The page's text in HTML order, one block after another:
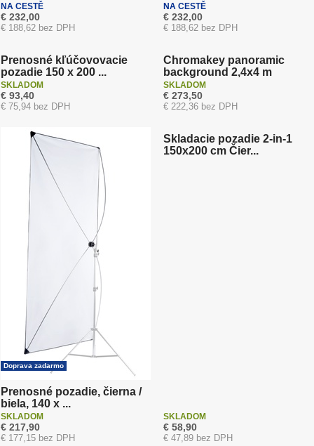
€ 232,00
€ 188,62 bez DPH
NA CESTĚ
€ 232,00
€ 188,62 bez DPH
NA CESTĚ
Prenosné kľúčovovacie
pozadie 150 x 200 ...
€ 93,40
€ 75,94 bez DPH
SKLADOM
Doprava zadarmo
Chromakey panoramic
background 2,4x4 m
€ 273,50
€ 222,36 bez DPH
SKLADOM
Doprava zadarmo
Prenosné pozadie, čierna /
biela, 140 x ...
€ 217,90
€ 177,15 bez DPH
SKLADOM
Novinka
Skladacie pozadie 2-in-1
150x200 cm Čier...
€ 58,90
€ 47,89 bez DPH
SKLADOM